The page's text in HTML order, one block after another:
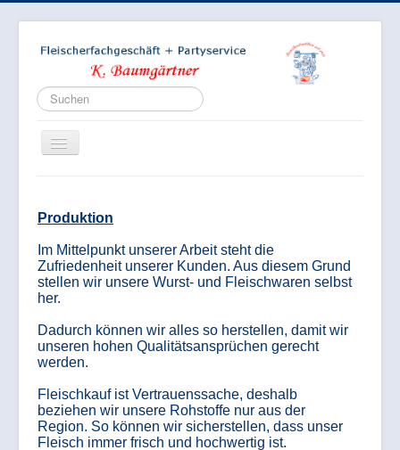
Suchen...
Toggle
Navigation
Startseite
Produktion
Verkauf
Partyservice
Bildergalerie
Stellenanzeige
Produktion
Im Mittelpunkt unserer Arbeit steht die
Zufriedenheit unserer Kunden. Aus diesem Grund
stellen wir unsere Wurst- und Fleischwaren selbst
her.
Dadurch können wir alles so herstellen, damit wir
unseren hohen Qualitätsansprüchen gerecht
werden.
Fleischkauf ist Vertrauenssache, deshalb
beziehen wir unsere Rohstoffe nur aus der
Region. So können wir sicherstellen, dass unser
Fleisch immer frisch und hochwertig ist.